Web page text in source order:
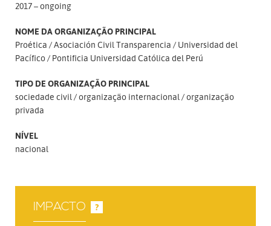
2017 – ongoing
NOME DA ORGANIZAÇÃO PRINCIPAL
Proética
Asociación Civil Transparencia
Universidad del
Pacífico
Pontificia Universidad Católica del Perú
TIPO DE ORGANIZAÇÃO PRINCIPAL
sociedade civil
organização internacional
organização
privada
NÍVEL
nacional
IMPACTO ?